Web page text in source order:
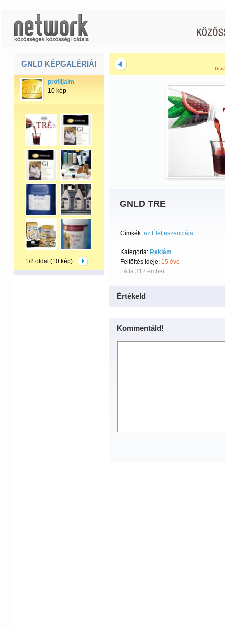
GNLD KÉPGALÉRIÁI
profiljaim
10 kép
1/2 oldal (10 kép)
GNLD TRE
Címkék: az Élet eszenciája
Kategória: Reklám
Feltöltés ideje: 15 éve
Látta 312 ember.
Értékeld
Kommentáld!